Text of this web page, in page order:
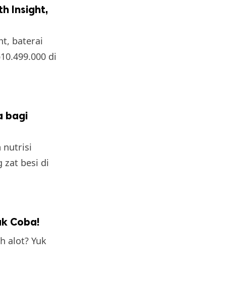
Insight,
baterai
di
bagi
nutrisi
zat besi di
Coba!
alot? Yuk